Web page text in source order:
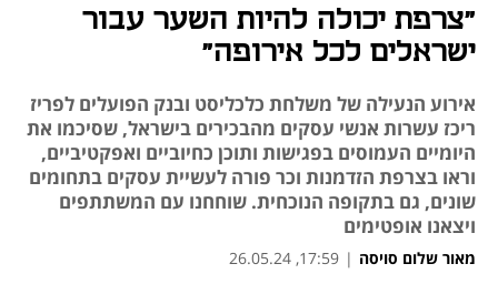
"צרפת יכולה להיות השער עבור
ישראלים לכל אירופה"
אירוע הנעילה של משלחת כלכליסט ובנק הפועלים לפריז
ריכז עשרות אנשי עסקים מהבכירים בישראל, שסיכמו את
היומיים העמוסים בפגישות ותוכן כחיוביים ואפקטיביים,
וראו בצרפת הזדמנות וכר פורה לעשיית עסקים בתחומים
שונים, גם בתקופה הנוכחית. שוחחנו עם המשתתפים
ויצאנו אופטימים
מאור שלום סויסה |
17:59, 26.05.24